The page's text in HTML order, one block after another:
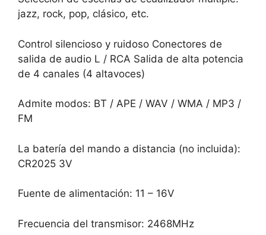
jazz, rock, pop, clásico, etc.
Control silencioso y ruidoso Conectores de
salida de audio L / RCA Salida de alta potencia
de 4 canales (4 altavoces)
Admite modos: BT / APE / WAV / WMA / MP3 /
FM
La batería del mando a distancia (no incluida):
CR2025 3V
Fuente de alimentación: 11 – 16V
Frecuencia del transmisor: 2468MHz